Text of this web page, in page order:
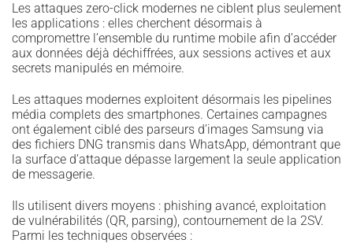
Les attaques zero-click modernes ne ciblent plus seulement
les applications : elles cherchent désormais à
compromettre l’ensemble du runtime mobile afin d’accéder
aux données déjà déchiffrées, aux sessions actives et aux
secrets manipulés en mémoire.
Les attaques modernes exploitent désormais les pipelines
média complets des smartphones. Certaines campagnes
ont également ciblé des parseurs d’images Samsung via
des fichiers DNG transmis dans WhatsApp, démontrant que
la surface d’attaque dépasse largement la seule application
de messagerie.
Ils utilisent divers moyens : phishing avancé, exploitation
de vulnérabilités (QR, parsing), contournement de la 2SV.
Parmi les techniques observées :